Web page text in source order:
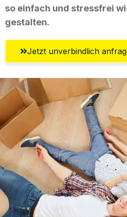
so einfach und stressfrei
gestalten.
Jetzt unverbindlich